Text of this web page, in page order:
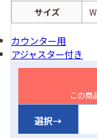
サイズ
カウンター用
アジャスター付き
この商
選択→